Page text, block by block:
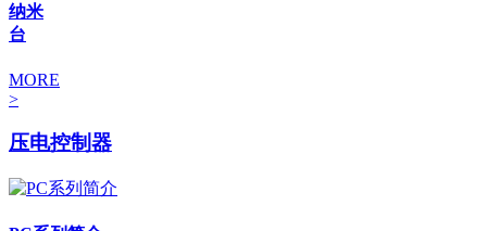
纳米
台
MORE
>
压电控制器